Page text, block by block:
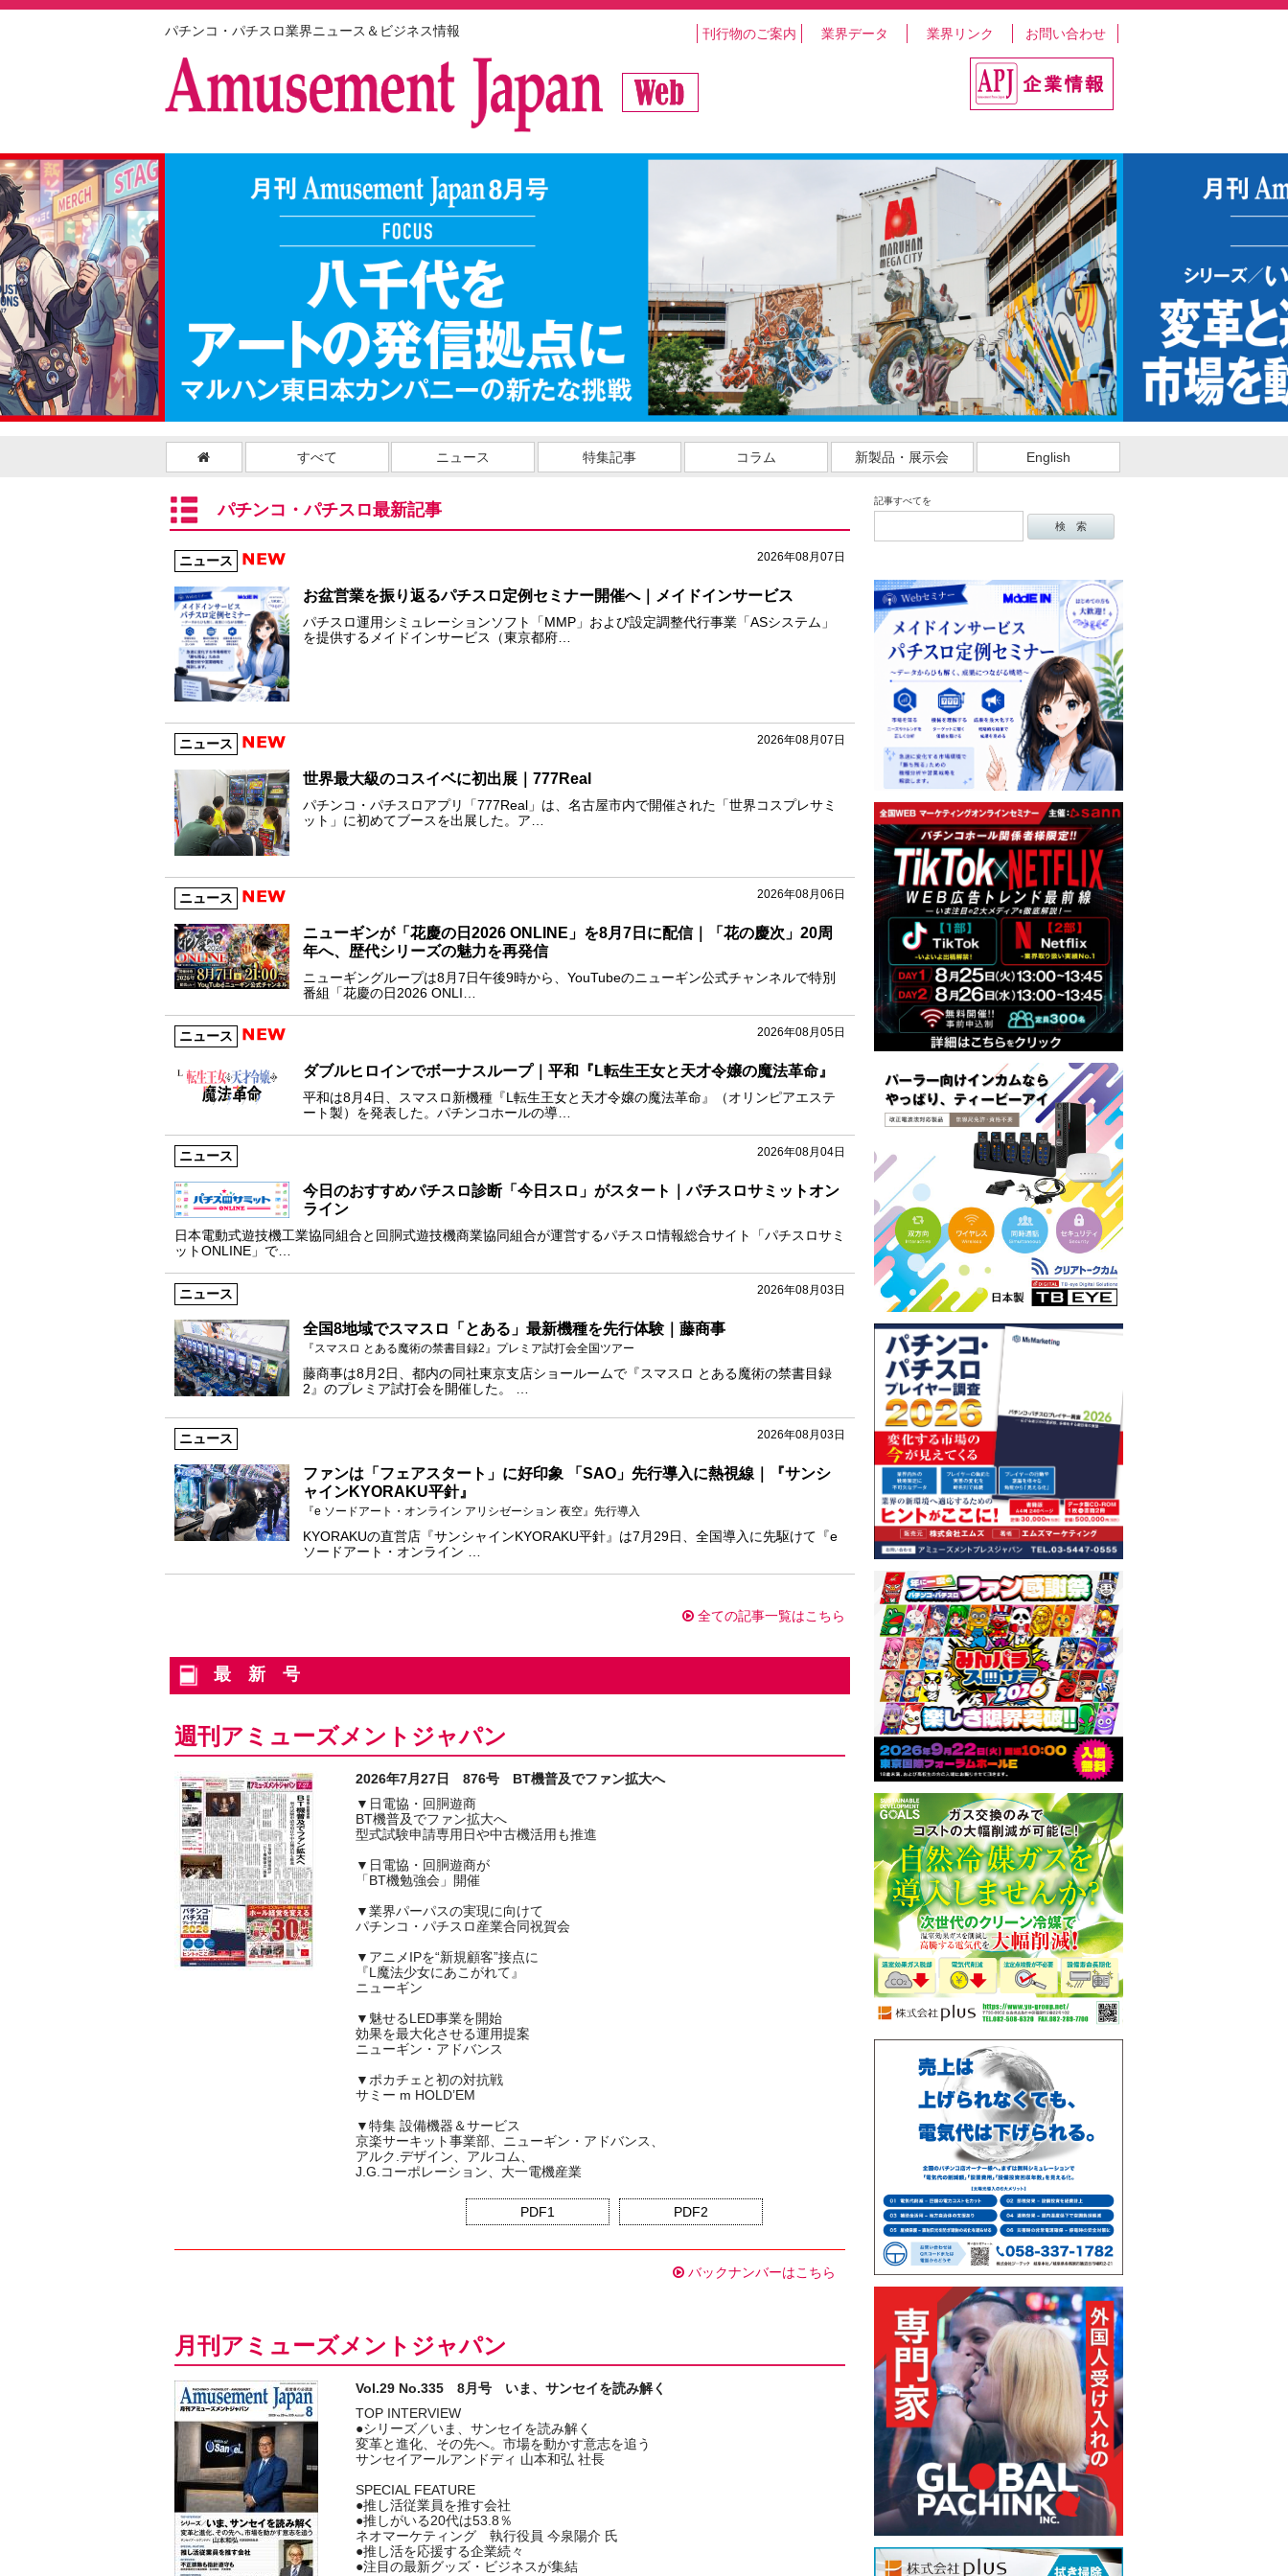
パチンコ・パチスロ業界ニュース＆ビジネス情報 刊行物のご案内 業界データ 業界リンク お問い合わせ
すべて ニュース 特集記事 コラム 新製品・展示会 English
記事すべてを
パチンコ・パチスロ最新記事
2026年08月07日
ニュース
お盆営業を振り返るパチスロ定例セミナー開催へ｜メイドインサービス
パチスロ運用シミュレーションソフト「MMP」および設定調整代行事業「ASシステム」
を提供するメイドインサービス（東京都府…
2026年08月07日
ニュース
世界最大級のコスイベに初出展｜777Real
パチンコ・パチスロアプリ「777Real」は、名古屋市内で開催された「世界コスプレサミ
ット」に初めてブースを出展した。ア…
2026年08月06日
ニュース
ニューギンが「花慶の日2026 ONLINE」を8月7日に配信｜「花の慶次」20周
年へ、歴代シリーズの魅力を再発信
ニューギングループは8月7日午後9時から、YouTubeのニューギン公式チャンネルで特別
番組「花慶の日2026 ONLI…
2026年08月05日
ニュース
ダブルヒロインでボーナスループ｜平和『L転生王女と天才令嬢の魔法革命』
平和は8月4日、スマスロ新機種『L転生王女と天才令嬢の魔法革命』（オリンピアエステ
ート製）を発表した。パチンコホールの導…
2026年08月04日
ニュース
今日のおすすめパチスロ診断「今日スロ」がスタート｜パチスロサミットオン
ライン
日本電動式遊技機工業協同組合と回胴式遊技機商業協同組合が運営するパチスロ情報総合サイト「パチスロサミ
ットONLINE」で…
2026年08月03日
ニュース
全国8地域でスマスロ「とある」最新機種を先行体験｜藤商事
『スマスロ とある魔術の禁書目録2』プレミア試打会全国ツアー
藤商事は8月2日、都内の同社東京支店ショールームで『スマスロ とある魔術の禁書目録
2』のプレミア試打会を開催した。 …
2026年08月03日
ニュース
ファンは「フェアスタート」に好印象 「SAO」先行導入に熱視線｜『サンシ
ャインKYORAKU平針』
『e ソードアート・オンライン アリシゼーション 夜空』先行導入
KYORAKUの直営店『サンシャインKYORAKU平針』は7月29日、全国導入に先駆けて『e
ソードアート・オンライン …
全ての記事一覧はこちら
最新号
週刊アミューズメントジャパン
2026年7月27日 876号 BT機普及でファン拡大へ
▼日電協・回胴遊商
BT機普及でファン拡大へ
型式試験申請専用日や中古機活用も推進
▼日電協・回胴遊商が
「BT機勉強会」開催
▼業界パーパスの実現に向けて
パチンコ・パチスロ産業合同祝賀会
▼アニメIPを“新規顧客”接点に
『L魔法少女にあこがれて』
ニューギン
▼魅せるLED事業を開始
効果を最大化させる運用提案
ニューギン・アドバンス
▼ポカチェと初の対抗戦
サミー m HOLD’EM
▼特集 設備機器＆サービス
京楽サーキット事業部、ニューギン・アドバンス、
アルク.デザイン、アルコム、
J.G.コーポレーション、大一電機産業
PDF1 PDF2
バックナンバーはこちら
月刊アミューズメントジャパン
Vol.29 No.335 8月号 いま、サンセイを読み解く
TOP INTERVIEW
●シリーズ／いま、サンセイを読み解く
変革と進化、その先へ。市場を動かす意志を追う
サンセイアールアンドディ 山本和弘 社長
SPECIAL FEATURE
●推し活従業員を推す会社
●推しがいる20代は53.8％
ネオマーケティング 執行役員 今泉陽介 氏
●推し活を応援する企業続々
●注目の最新グッズ・ビジネスが集結